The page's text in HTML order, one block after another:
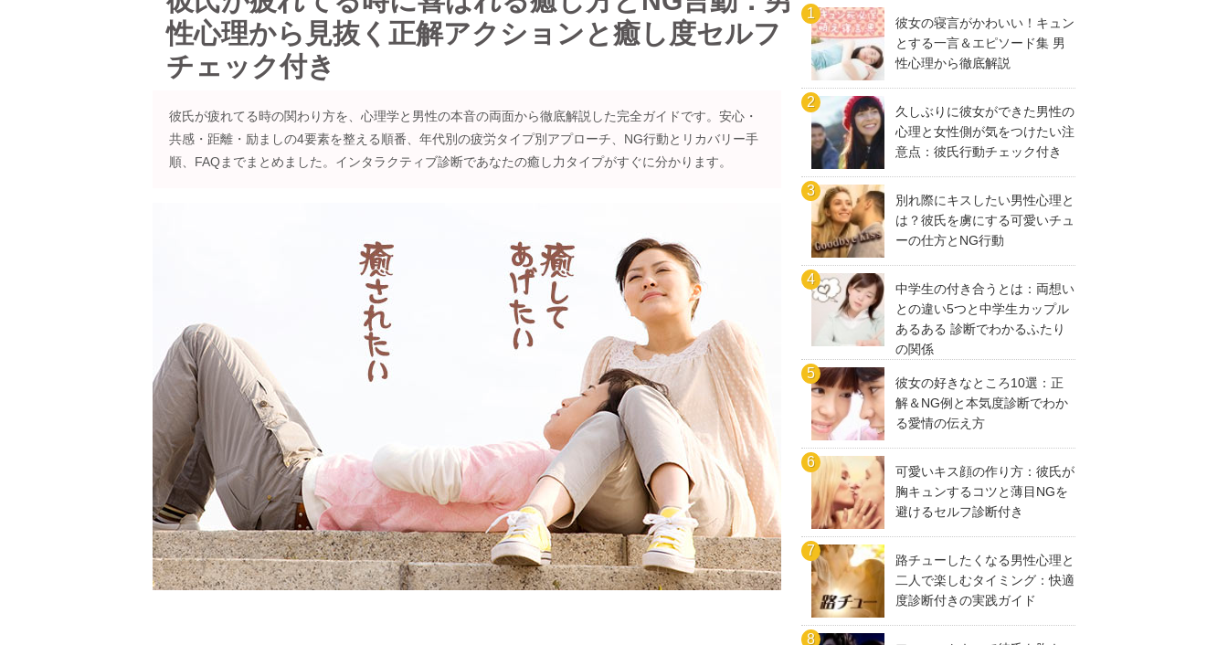
性心理から見抜く正解アクションと癒し度セルフ
チェック付き
彼氏が疲れてる時の関わり方を、心理学と男性の本音の両面から徹底解説した完全ガイドです。安心・
共感・距離・励ましの4要素を整える順番、年代別の疲労タイプ別アプローチ、NG行動とリカバリー手
順、FAQまでまとめました。インタラクティブ診断であなたの癒し力タイプがすぐに分かります。
彼女の寝言がかわいい！キュン
とする一言＆エピソード集 男
性心理から徹底解説
久しぶりに彼女ができた男性の
心理と女性側が気をつけたい注
意点：彼氏行動チェック付き
別れ際にキスしたい男性心理と
は？彼氏を虜にする可愛いチュ
ーの仕方とNG行動
中学生の付き合うとは：両想い
との違い5つと中学生カップル
あるある 診断でわかるふたり
の関係
彼女の好きなところ10選：正
解＆NG例と本気度診断でわか
る愛情の伝え方
可愛いキス顔の作り方：彼氏が
胸キュンするコツと薄目NGを
避けるセルフ診断付き
路チューしたくなる男性心理と
二人で楽しむタイミング：快適
度診断付きの実践ガイド